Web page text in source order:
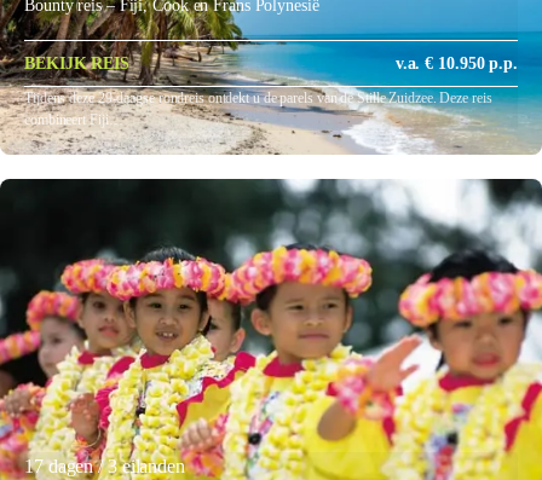
Bounty reis – Fiji, Cook en Frans Polynesië
BEKIJK REIS v.a. € 10.950 p.p.
Tijdens deze 29-daagse rondreis ontdekt u de parels van de Stille Zuidzee. Deze reis
combineert Fiji…
17 dagen / 3 eilanden